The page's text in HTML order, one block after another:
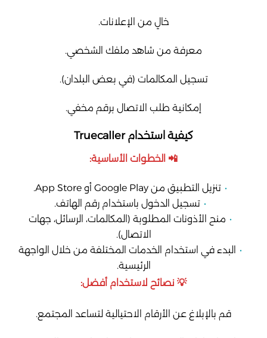
خالٍ من الإعلانات.
معرفة من شاهد ملفك الشخصي.
تسجيل المكالمات (في بعض البلدان).
إمكانية طلب الاتصال برقم مخفي.
كيفية استخدام Truecaller
📲 الخطوات الأساسية:
تنزيل التطبيق من Google Play أو App Store.
تسجيل الدخول باستخدام رقم الهاتف.
منح الأذونات المطلوبة (المكالمات، الرسائل، جهات
الاتصال).
البدء في استخدام الخدمات المختلفة من خلال الواجهة
الرئيسية.
💡 نصائح لاستخدام أفضل:
قم بالإبلاغ عن الأرقام الاحتيالية لتساعد المجتمع.